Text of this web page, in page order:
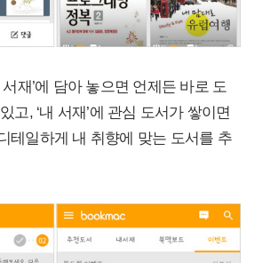
재’에 담아 놓으면 언제든 바로 도
고, ‘내 서재’에 관심 도서가 쌓이면
테일하게 내 취향에 맞는 도서를 추